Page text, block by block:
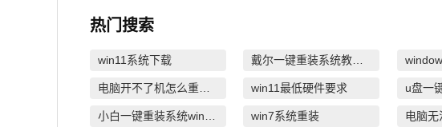
热门搜索
win11系统下载
电脑开不了机怎么重装系统 win11最低硬件要求
win7系统重装 电脑无